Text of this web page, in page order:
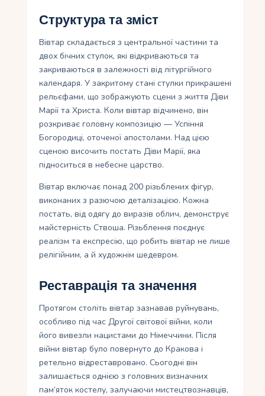
Структура та зміст
Вівтар складається з центральної частини та
двох бічних стулок, які відкриваються та
закриваються в залежності від літургійного
календаря. У закритому стані стулки прикрашені
рельєфами, що зображують сцени з життя Діви
Марії та Христа. Коли вівтар відчинено, він
розкриває головну композицію — Успіння
Богородиці, оточеної апостолами. Над цією
сценою височить постать Діви Марії, яка
підноситься в небесне царство.
Вівтар включає понад 200 різьблених фігур,
виконаних з разючою деталізацією. Кожна
постать, від одягу до виразів облич, демонструє
майстерність Ствоша. Різьблення поєднує
реалізм та експресію, що робить вівтар не лише
релігійним, а й художнім шедевром.
Реставрація та значення
Протягом століть вівтар зазнавав руйнувань,
особливо під час Другої світової війни, коли
його вивезли нацистами до Німеччини. Після
війни вівтар було повернуто до Кракова і
ретельно відреставровано. Сьогодні він
залишається однією з головних визначних
пам’яток костелу, залучаючи мистецтвознавців,